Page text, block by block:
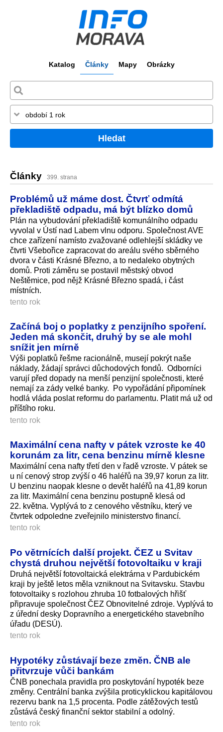
Katalog Články Mapy Obrázky
Hledat
Články 399. strana
Problémů už máme dost. Čtvrť odmítá
překladiště odpadu, má být blízko domů
Plán na vybudování překladiště komunálního odpadu
vyvolal v Ústí nad Labem vlnu odporu. Společnost AVE
chce zařízení namísto zvažované odlehlejší skládky ve
čtvrti Všebořice zapracovat do areálu svého sběrného
dvora v části Krásné Březno, a to nedaleko obytných
domů. Proti záměru se postavil městský obvod
Neštěmice, pod nějž Krásné Březno spadá, i část
místních.
tento rok
Začíná boj o poplatky z penzijního spoření.
Jeden má skončit, druhý by se ale mohl
snížit jen mírně
Výši poplatků řešme racionálně, musejí pokrýt naše
náklady, žádají správci důchodových fondů. Odborníci
varují před dopady na menší penzijní společnosti, které
nemají za zády velké banky. Po vypořádání připomínek
hodlá vláda poslat reformu do parlamentu. Platit má už od
příštího roku.
tento rok
Maximální cena nafty v pátek vzroste ke 40
korunám za litr, cena benzinu mírně klesne
Maximální cena nafty třetí den v řadě vzroste. V pátek se
u ní cenový strop zvýší o 46 haléřů na 39,97 korun za litr.
U benzinu naopak klesne o devět haléřů na 41,89 korun
za litr. Maximální cena benzinu postupně klesá od
22. května. Vyplývá to z cenového věstníku, který ve
čtvrtek odpoledne zveřejnilo ministerstvo financí.
tento rok
Po větrnících další projekt. ČEZ u Svitav
chystá druhou největší fotovoltaiku v kraji
Druhá největší fotovoltaická elektrárna v Pardubickém
kraji by ještě letos měla vzniknout na Svitavsku. Stavbu
fotovoltaiky s rozlohou zhruba 10 fotbalových hřišť
připravuje společnost ČEZ Obnovitelné zdroje. Vyplývá to
z úřední desky Dopravního a energetického stavebního
úřadu (DESÚ).
tento rok
Hypotéky zůstávají beze změn. ČNB ale
přitvrzuje vůči bankám
ČNB ponechala pravidla pro poskytování hypoték beze
změny. Centrální banka zvýšila proticyklickou kapitálovou
rezervu bank na 1,5 procenta. Podle zátěžových testů
zůstává český finanční sektor stabilní a odolný.
tento rok